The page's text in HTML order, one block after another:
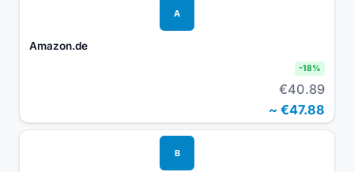
A
Amazon.de
-18%
€40.89
~ €47.88
B